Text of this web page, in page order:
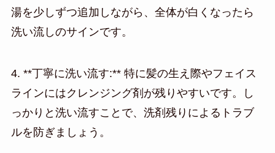
湯を少しずつ追加しながら、全体が白くなったら
洗い流しのサインです。
4. **丁寧に洗い流す:** 特に髪の生え際やフェイス
ラインにはクレンジング剤が残りやすいです。し
っかりと洗い流すことで、洗剤残りによるトラブ
ルを防ぎましょう。